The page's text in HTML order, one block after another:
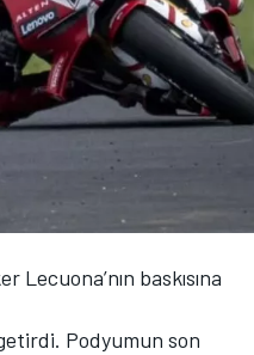
baskısına
Podyumun son